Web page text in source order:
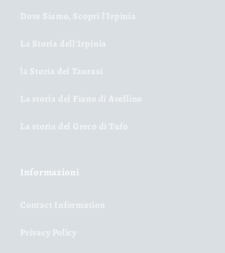
Dove Siamo, Scopri l'Irpinia
La Storia dell'Irpinia
la Storia del Taurasi
La storia del Fiano di Avellino
La storia del Greco di Tufo
Informazioni
Contact Information
Privacy Policy